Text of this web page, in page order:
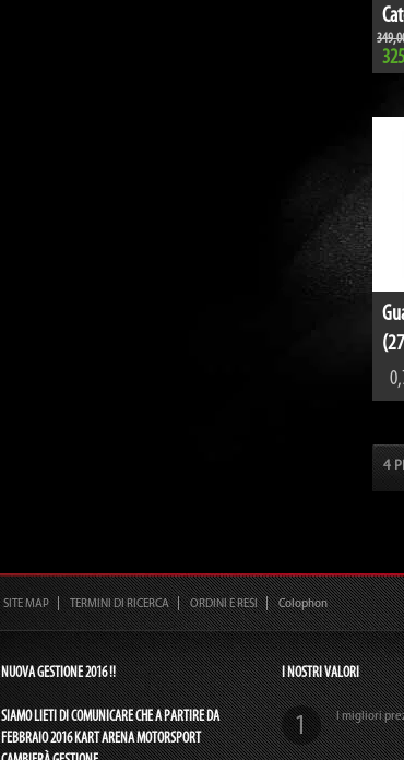
4
SITE MAP TERMINI DI RICERCA ORDINI E RESI Colophon
NUOVA GESTIONE 2016 !!
SIAMO LIETI DI COMUNICARE CHE A PARTIRE DA
FEBBRAIO 2016 KART ARENA MOTORSPORT
I NOSTRI VALORI
I migliori